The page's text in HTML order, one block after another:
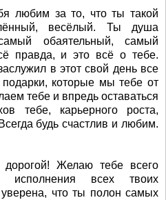
любим за то, что ты такой
весёлый. Ты душа
обаятельный, самый
правда, и это всё о тебе.
в этот свой день все
которые мы тебе от
тебе и впредь оставаться
тебе, карьерного роста,
будь счастлив и любим.
Желаю тебе всего
исполнения всех твоих
что ты полон самых